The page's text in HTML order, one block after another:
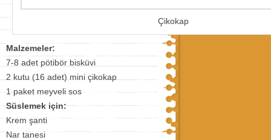
Çikokap
Malzemeler:
7-8 adet pötibör bisküvi
2 kutu (16 adet) mini çikokap
1 paket meyveli sos
Süslemek için:
Krem şanti
Nar tanesi